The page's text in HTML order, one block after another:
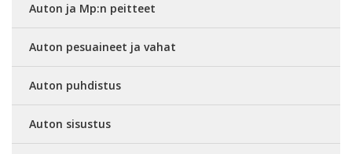
Auton ja Mp:n peitteet
Auton pesuaineet ja vahat
Auton puhdistus
Auton sisustus